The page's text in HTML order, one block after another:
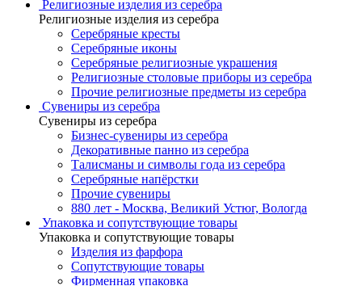
Религиозные изделия из серебра
Религиозные изделия из серебра
Серебряные кресты
Серебряные иконы
Серебряные религиозные украшения
Религиозные столовые приборы из серебра
Прочие религиозные предметы из серебра
Сувениры из серебра
Сувениры из серебра
Бизнес-сувениры из серебра
Декоративные панно из серебра
Талисманы и символы года из серебра
Серебряные напёрстки
Прочие сувениры
880 лет - Москва, Великий Устюг, Вологда
Упаковка и сопутствующие товары
Упаковка и сопутствующие товары
Изделия из фарфора
Сопутствующие товары
Фирменная упаковка